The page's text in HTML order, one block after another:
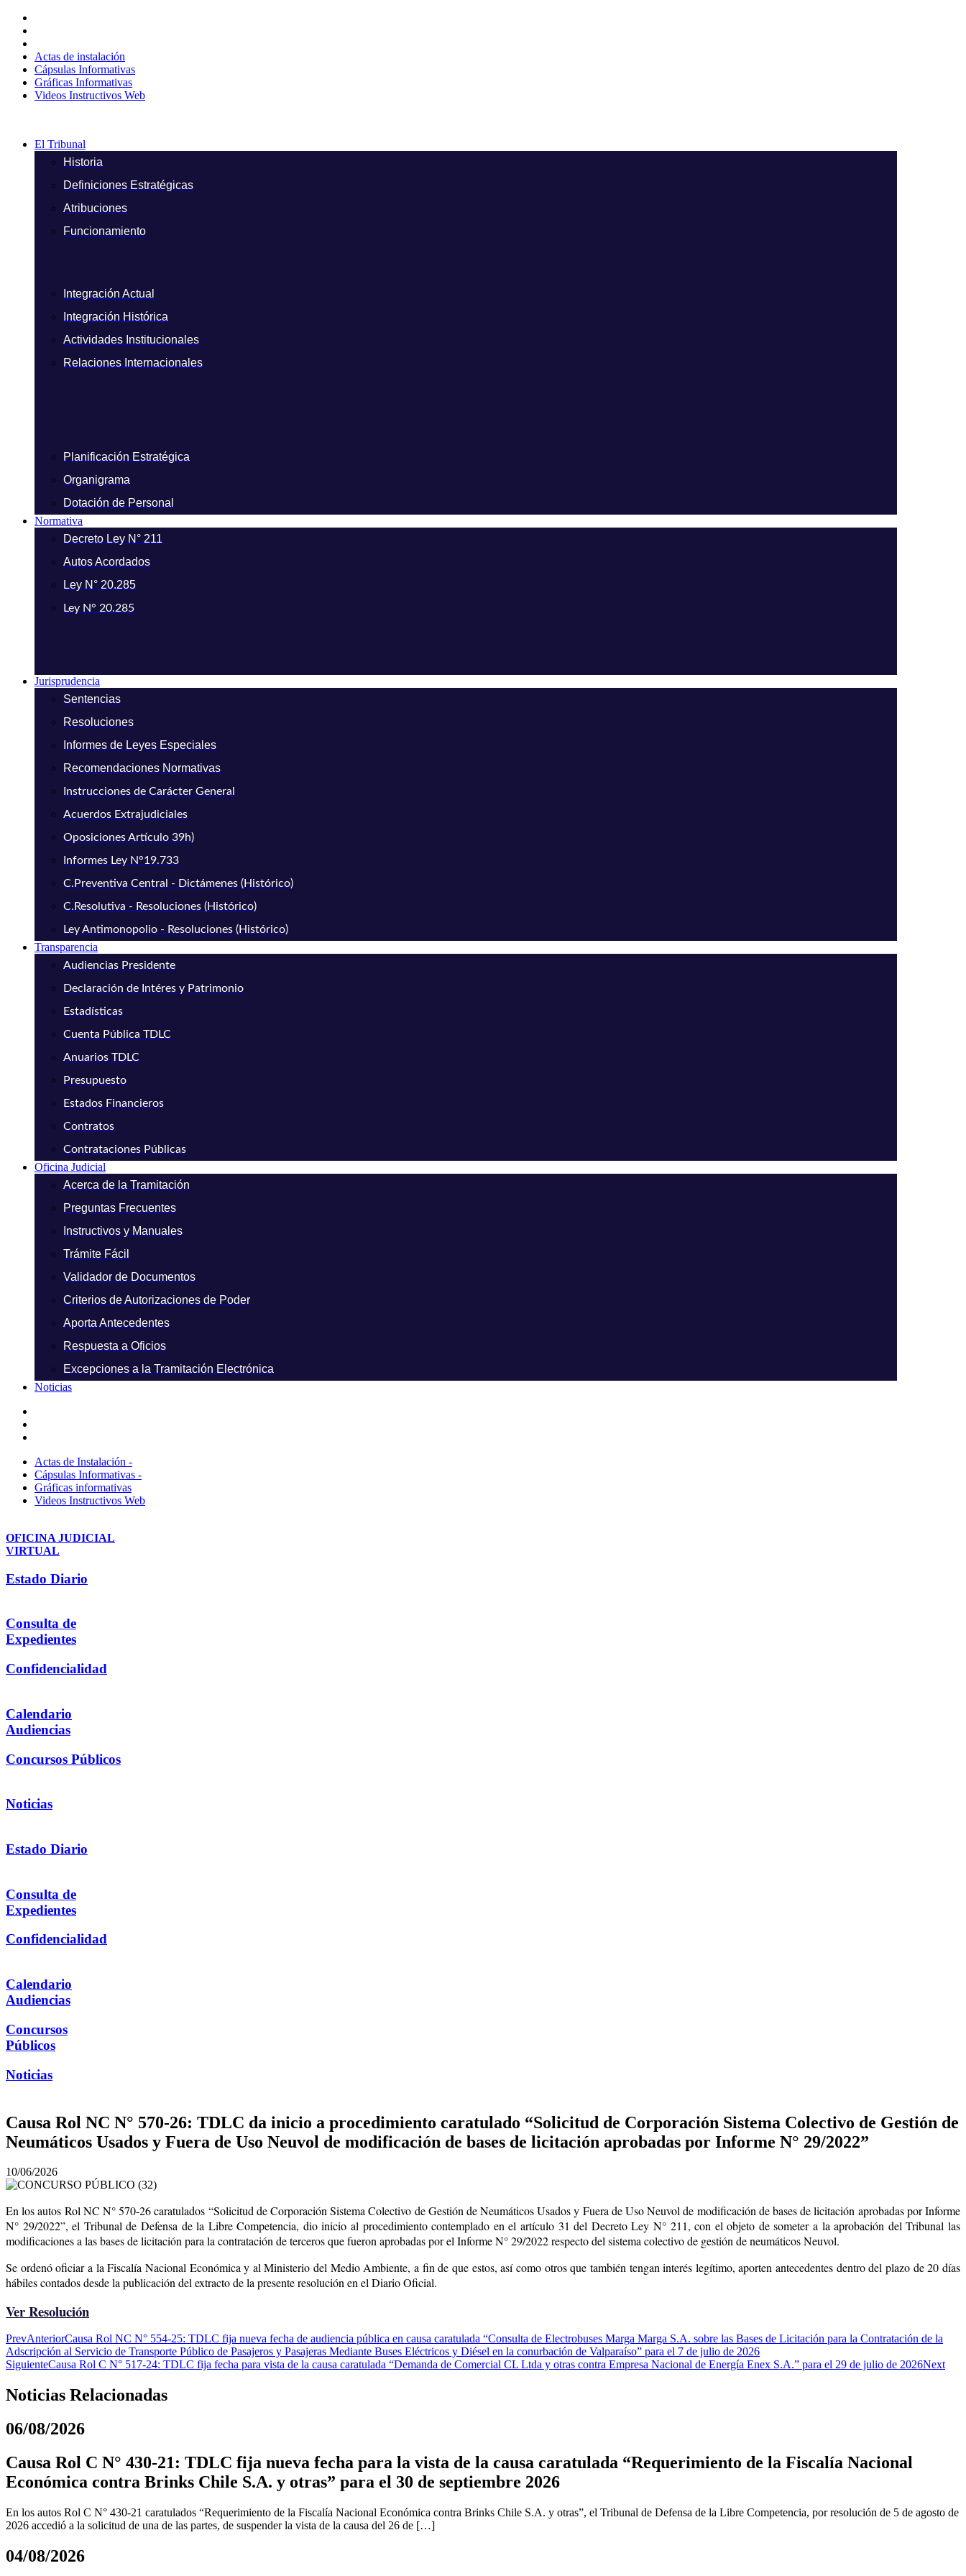
contenido
Actas de instalación
Cápsulas Informativas
Gráficas Informativas
Videos Instructivos Web
El Tribunal
Historia
Definiciones Estratégicas
Atribuciones
Funcionamiento
Integración Actual
Integración Histórica
Actividades Institucionales
Relaciones Internacionales
Planificación Estratégica
Organigrama
Dotación de Personal
Normativa
Decreto Ley N° 211
Autos Acordados
Ley N° 20.285
Ley N° 20.285
Jurisprudencia
Sentencias
Resoluciones
Informes de Leyes Especiales
Recomendaciones Normativas
Instrucciones de Carácter General
Acuerdos Extrajudiciales
Oposiciones Artículo 39h)
Informes Ley N°19.733
C.Preventiva Central - Dictámenes (Histórico)
C.Resolutiva - Resoluciones (Histórico)
Ley Antimonopolio - Resoluciones (Histórico)
Transparencia
Audiencias Presidente
Declaración de Intéres y Patrimonio
Estadísticas
Cuenta Pública TDLC
Anuarios TDLC
Presupuesto
Estados Financieros
Contratos
Contrataciones Públicas
Oficina Judicial
Acerca de la Tramitación
Preguntas Frecuentes
Instructivos y Manuales
Trámite Fácil
Validador de Documentos
Criterios de Autorizaciones de Poder
Aporta Antecedentes
Respuesta a Oficios
Excepciones a la Tramitación Electrónica
Noticias
Actas de Instalación -
Cápsulas Informativas -
Gráficas informativas
Videos Instructivos Web
OFICINA JUDICIAL
VIRTUAL
Estado Diario
Consulta de
Expedientes
Confidencialidad
Calendario
Audiencias
Concursos Públicos
Noticias
Estado Diario
Consulta de
Expedientes
Confidencialidad
Calendario
Audiencias
Concursos
Públicos
Noticias
Causa Rol NC N° 570-26: TDLC da inicio a procedimiento caratulado “Solicitud de Corporación Sistema Colectivo de Gestión de
Neumáticos Usados y Fuera de Uso Neuvol de modificación de bases de licitación aprobadas por Informe N° 29/2022”
10/06/2026
En los autos Rol NC N° 570-26 caratulados “Solicitud de Corporación Sistema Colectivo de Gestión de Neumáticos Usados y Fuera de Uso Neuvol de modificación de bases de licitación aprobadas por Informe
N° 29/2022”, el Tribunal de Defensa de la Libre Competencia, dio inicio al procedimiento contemplado en el artículo 31 del Decreto Ley N° 211, con el objeto de someter a la aprobación del Tribunal las
modificaciones a las bases de licitación para la contratación de terceros que fueron aprobadas por el Informe N° 29/2022 respecto del sistema colectivo de gestión de neumáticos Neuvol.
Se ordenó oficiar a la Fiscalía Nacional Económica y al Ministerio del Medio Ambiente, a fin de que estos, así como otros que también tengan interés legítimo, aporten antecedentes dentro del plazo de 20 días
hábiles contados desde la publicación del extracto de la presente resolución en el Diario Oficial.
Ver Resolución
PrevAnteriorCausa Rol NC N° 554-25: TDLC fija nueva fecha de audiencia pública en causa caratulada “Consulta de Electrobuses Marga Marga S.A. sobre las Bases de Licitación para la Contratación de la
Adscripción al Servicio de Transporte Público de Pasajeros y Pasajeras Mediante Buses Eléctricos y Diésel en la conurbación de Valparaíso” para el 7 de julio de 2026
SiguienteCausa Rol C N° 517-24: TDLC fija fecha para vista de la causa caratulada “Demanda de Comercial CL Ltda y otras contra Empresa Nacional de Energía Enex S.A.” para el 29 de julio de 2026Next
Noticias Relacionadas
06/08/2026
Causa Rol C N° 430-21: TDLC fija nueva fecha para la vista de la causa caratulada “Requerimiento de la Fiscalía Nacional
Económica contra Brinks Chile S.A. y otras” para el 30 de septiembre 2026
En los autos Rol C N° 430-21 caratulados “Requerimiento de la Fiscalía Nacional Económica contra Brinks Chile S.A. y otras”, el Tribunal de Defensa de la Libre Competencia, por resolución de 5 de agosto de
2026 accedió a la solicitud de una de las partes, de suspender la vista de la causa del 26 de […]
04/08/2026